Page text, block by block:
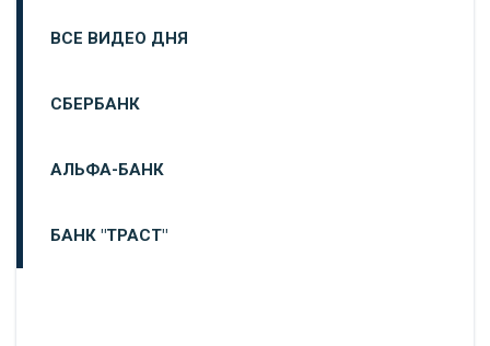
ВСЕ ВИДЕО ДНЯ
СБЕРБАНК
АЛЬФА-БАНК
БАНК "ТРАСТ"